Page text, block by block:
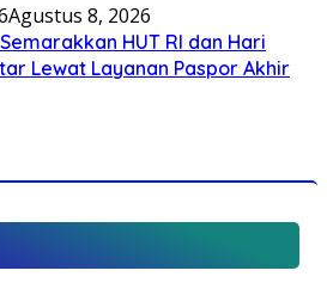
Agustus 8, 2026
HUT RI dan Hari
Lewat Layanan Paspor Akhir